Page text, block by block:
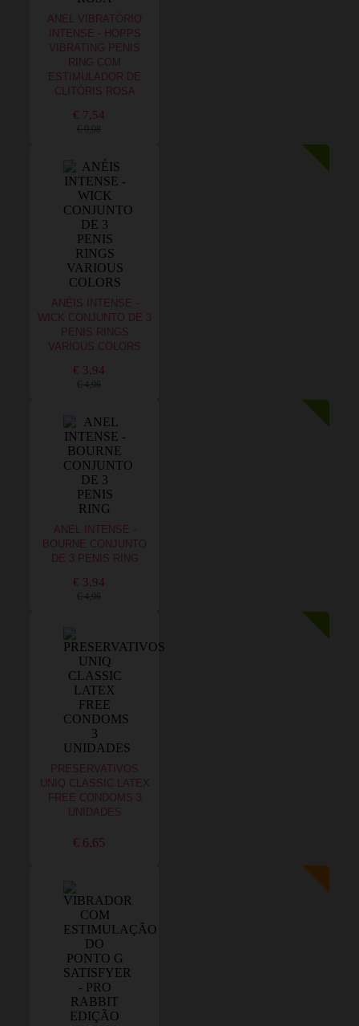
ANEL VIBRATÓRIO
INTENSE - HOPPS
VIBRATING PENIS
RING COM
ESTIMULADOR DE
CLITÓRIS ROSA
€ 7,54
€ 9,08
ANÉIS INTENSE -
WICK CONJUNTO DE 3
PENIS RINGS
VARIOUS COLORS
€ 3,94
€ 4,96
ANEL INTENSE -
BOURNE CONJUNTO
DE 3 PENIS RING
€ 3,94
€ 4,96
PRESERVATIVOS
UNIQ CLASSIC LATEX
FREE CONDOMS 3
UNIDADES
€ 6,65